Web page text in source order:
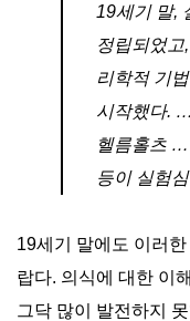
19세기 말,
정립되었
리학적 기
시작했다.
헬름홀츠
등이 실험
19세기 말에도 이러
랍다. 의식에 대한 이
그닥 많이 발전하지